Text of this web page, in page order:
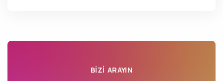
BIZI ARAYIN